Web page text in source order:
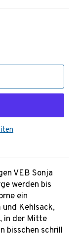
VEB Sonja
werden bis
ein
Kehlsack,
in der Mitte
bisschen schrill